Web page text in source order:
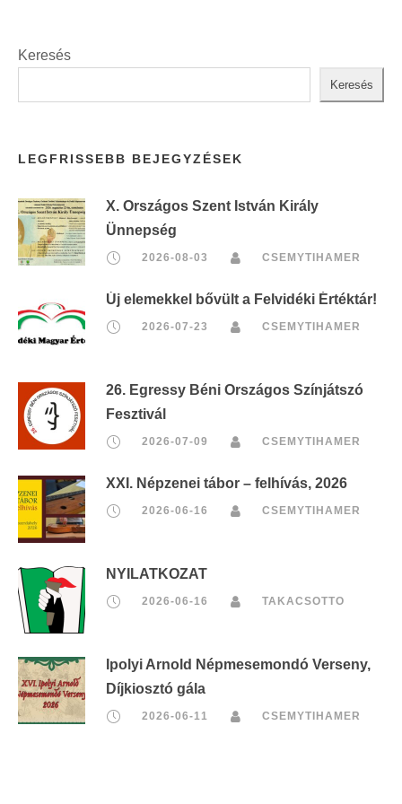
Keresés
Keresés
LEGFRISSEBB BEJEGYZÉSEK
X. Országos Szent István Király
Ünnepség
2026-08-03 CSEMYTIHAMER
Új elemekkel bővült a Felvidéki Értéktár!
2026-07-23 CSEMYTIHAMER
26. Egressy Béni Országos Színjátszó
Fesztivál
2026-07-09 CSEMYTIHAMER
XXI. Népzenei tábor – felhívás, 2026
2026-06-16 CSEMYTIHAMER
NYILATKOZAT
2026-06-16 TAKACSOTTO
Ipolyi Arnold Népmesemondó Verseny,
Díjkiosztó gála
2026-06-11 CSEMYTIHAMER